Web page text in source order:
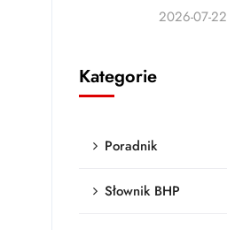
2026-07-22
Kategorie
Poradnik
Słownik BHP